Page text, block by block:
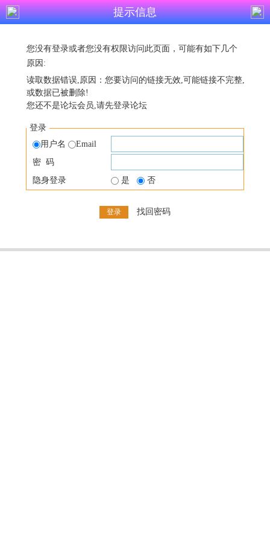
提示信息
您没有登录或者您没有权限访问此页面，可能有如下几个
原因:
读取数据错误,原因：您要访问的链接无效,可能链接不完整,
或数据已被删除!
您还不是论坛会员,请先登录论坛
登录
用户名
Email
密 码
隐身登录
是 否
找回密码